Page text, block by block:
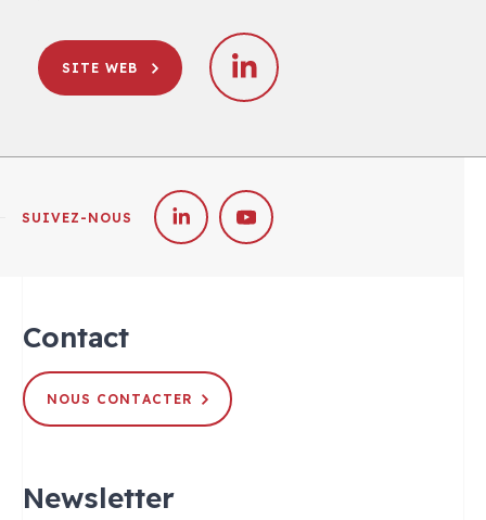
SITE WEB
SUIVEZ-NOUS
Contact
NOUS CONTACTER
Newsletter